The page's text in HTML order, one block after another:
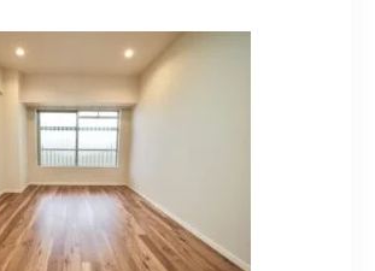
よくある質問
ブログ
アクセス